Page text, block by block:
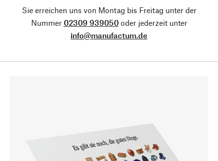
Sie erreichen uns von Montag bis Freitag unter der
Nummer 02309 939050oder jederzeit unter
info@manufactum.de